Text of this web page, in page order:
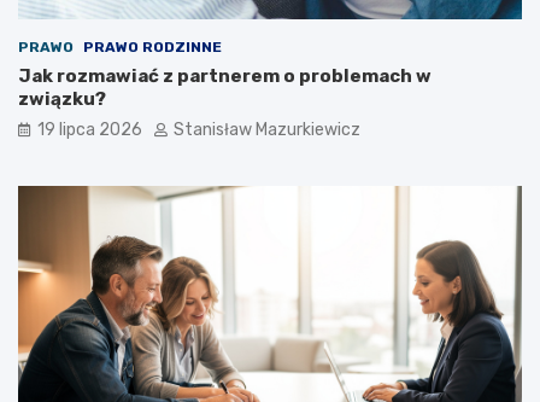
PRAWO PRAWO RODZINNE
Jak rozmawiać z partnerem o problemach w
związku?
19 lipca 2026 Stanisław Mazurkiewicz